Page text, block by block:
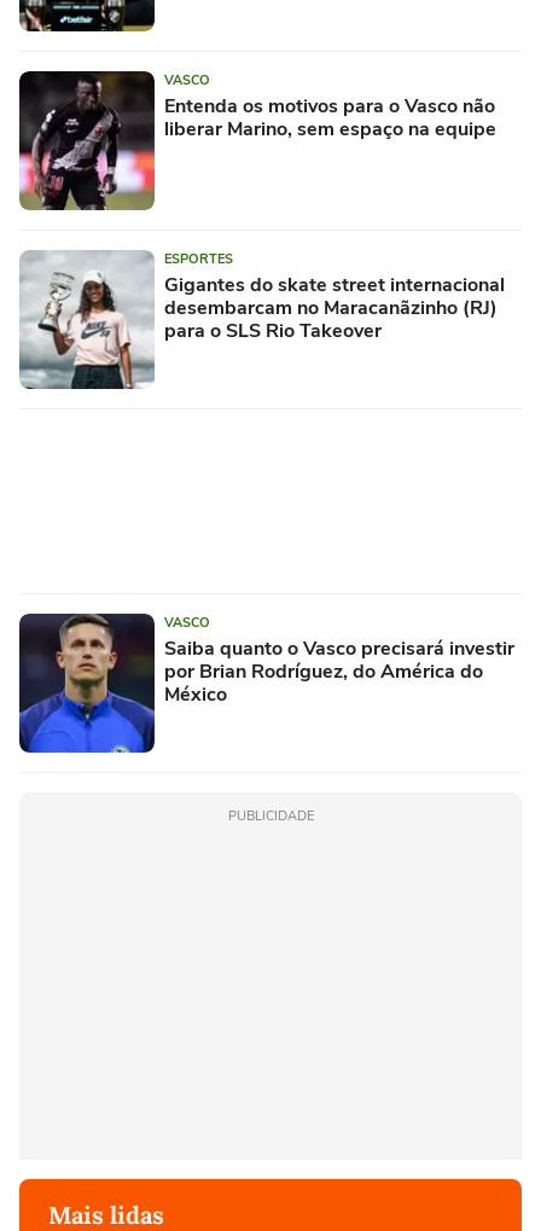
VASCO
Entenda os motivos para o Vasco não
liberar Marino, sem espaço na equipe
ESPORTES
Gigantes do skate street internacional
desembarcam no Maracanãzinho (RJ)
para o SLS Rio Takeover
VASCO
Saiba quanto o Vasco precisará investir
por Brian Rodríguez, do América do
México
PUBLICIDADE
Mais lidas